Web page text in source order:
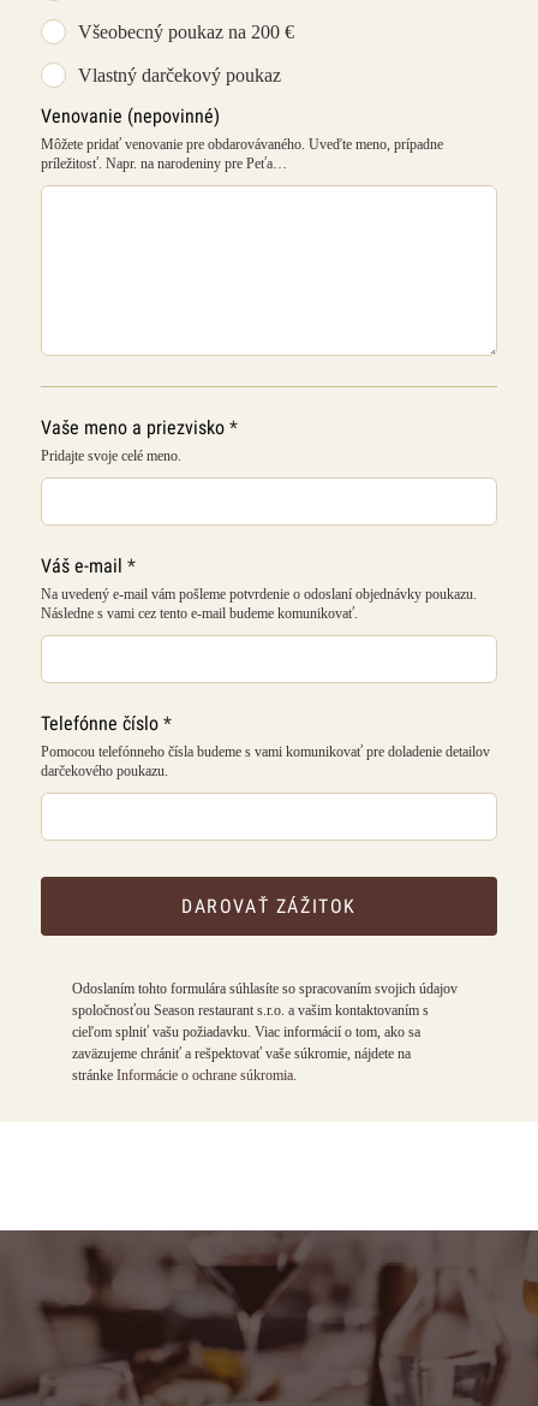
Všeobecný poukaz na 200 €
Vlastný darčekový poukaz
Venovanie (nepovinné)
Môžete pridať venovanie pre obdarovávaného. Uveďte meno, prípadne
príležitosť. Napr. na narodeniny pre Peťa…
Vaše meno a priezvisko *
Pridajte svoje celé meno.
Váš e-mail *
Na uvedený e-mail vám pošleme potvrdenie o odoslaní objednávky poukazu.
Následne s vami cez tento e-mail budeme komunikovať.
Telefónne číslo *
Pomocou telefónneho čísla budeme s vami komunikovať pre doladenie detailov
darčekového poukazu.
DAROVAŤ ZÁŽITOK
Odoslaním tohto formulára súhlasíte so spracovaním svojich údajov
spoločnosťou Season restaurant s.r.o. a vašim kontaktovaním s
cieľom splniť vašu požiadavku. Viac informácií o tom, ako sa
zaväzujeme chrániť a rešpektovať vaše súkromie, nájdete na
stránke Informácie o ochrane súkromia.